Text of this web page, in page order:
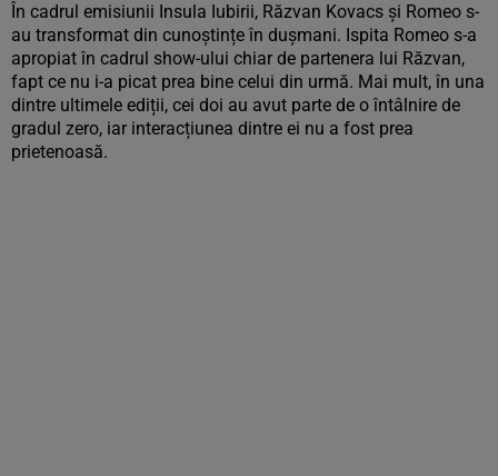
În cadrul emisiunii Insula Iubirii, Răzvan Kovacs și Romeo s-
au transformat din cunoștințe în dușmani. Ispita Romeo s-a
apropiat în cadrul show-ului chiar de partenera lui Răzvan,
fapt ce nu i-a picat prea bine celui din urmă. Mai mult, în una
dintre ultimele ediții, cei doi au avut parte de o întâlnire de
gradul zero, iar interacțiunea dintre ei nu a fost prea
prietenoasă.